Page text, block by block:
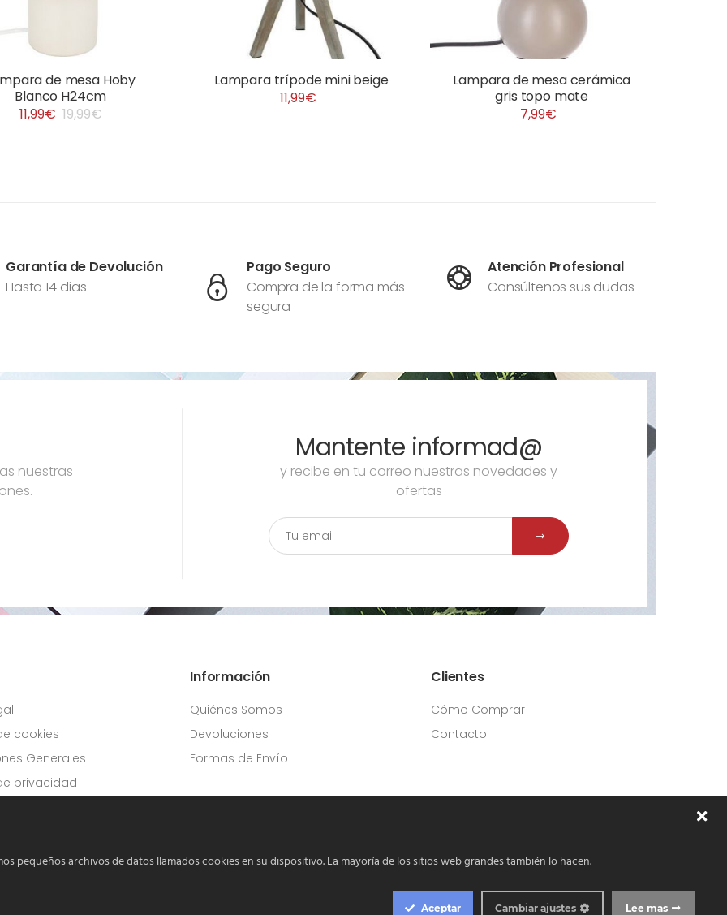
¿Necesita ayuda?
de mesa Hoby
Blanco H24cm
11,99€ 19,99€
Lampara trípode mini beige
11,99€
Lampara de mesa cerámica
gris topo mate
7,99€
Garantía de Devolución
Hasta 14 días
Pago Seguro
Compra de la forma más
segura
Atención Profesional
Consúltenos sus dudas
nuestras
Mantente informad@
y recibe en tu correo nuestras novedades y
ofertas
cookies
Generales
privacidad
Información
Quiénes Somos
Devoluciones
Formas de Envío
Clientes
Cómo Comprar
Contacto
pequeños archivos de datos llamados cookies en su dispositivo. La mayoría de los sitios web grandes también lo hacen.
Aceptar Lee mas
Cambiar ajustes